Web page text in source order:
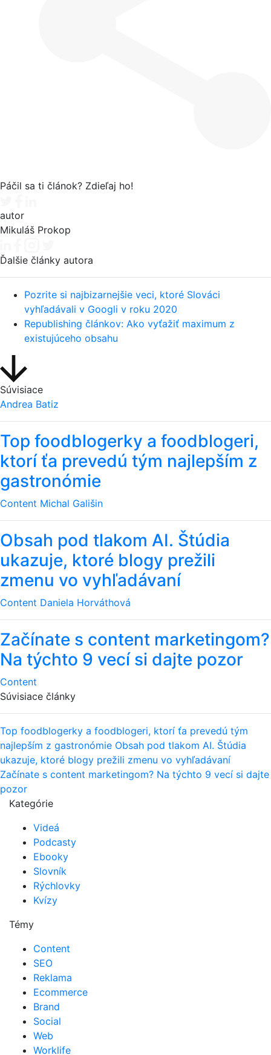
Páčil sa ti článok? Zdieľaj ho!
autor
Mikuláš Prokop
Ďalšie články autora
Pozrite si najbizarnejšie veci, ktoré Slováci
vyhľadávali v Googli v roku 2020
Republishing článkov: Ako vyťažiť maximum z
existujúceho obsahu
Súvisiace
Andrea Batiz
Top foodblogerky a foodblogeri,
ktorí ťa prevedú tým najlepším z
gastronómie
Content Michal Gališin
Obsah pod tlakom AI. Štúdia
ukazuje, ktoré blogy prežili
zmenu vo vyhľadávaní
Content Daniela Horváthová
Začínate s content marketingom?
Na týchto 9 vecí si dajte pozor
Content
Súvisiace články
Top foodblogerky a foodblogeri, ktorí ťa prevedú tým
najlepším z gastronómie Obsah pod tlakom AI. Štúdia
ukazuje, ktoré blogy prežili zmenu vo vyhľadávaní
Začínate s content marketingom? Na týchto 9 vecí si dajte
pozor
Kategórie
Videá
Podcasty
Ebooky
Slovník
Rýchlovky
Kvízy
Témy
Content
SEO
Reklama
Ecommerce
Brand
Social
Web
Worklife